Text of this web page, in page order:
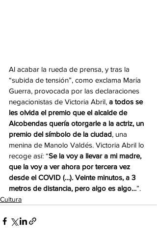
Al acabar la rueda de prensa, y tras la
“subida de tensión”, como exclama María
Guerra, provocada por las declaraciones
negacionistas de Victoria Abril, a todos se
les olvida el premio que el alcalde de
Alcobendas quería otorgarle a la actriz, un
premio del símbolo de la ciudad, una
menina de Manolo Valdés. Victoria Abril lo
recoge así: “Se la voy a llevar a mi madre,
que la voy a ver ahora por tercera vez
desde el COVID (…). Veinte minutos, a 3
metros de distancia, pero algo es algo…”.
Cultura